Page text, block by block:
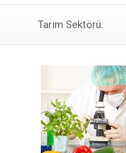
Tarım Sektörü.